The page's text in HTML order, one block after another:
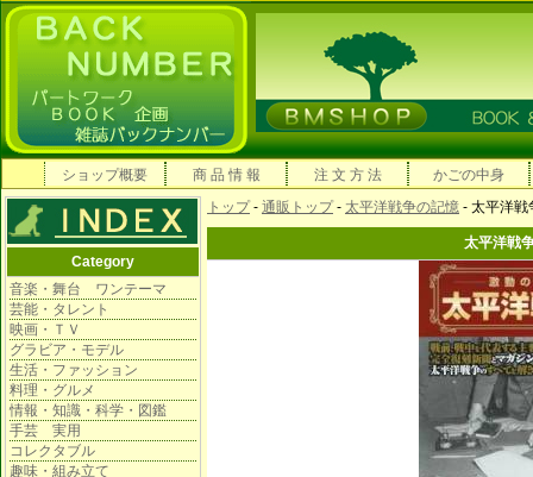
ショップ概要 商 品 情 報 注 文 方 法 かごの中身
Category
音楽・舞台 ワンテーマ
芸能・タレント
映画・ＴＶ
グラビア・モデル
生活・ファッション
料理・グルメ
情報・知識・科学・図鑑
手芸 実用
コレクタブル
趣味・組み立て
トップ- 通販トップ- 太平洋戦争の記憶 - 太平洋
太平洋戦